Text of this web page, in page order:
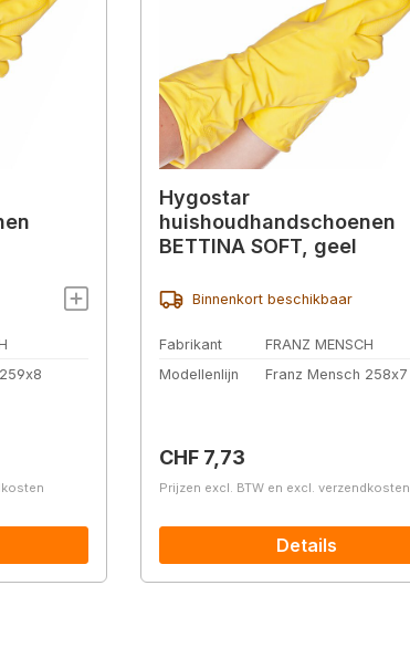
Hygostar
huishoudhandschoenen
BETTINA SOFT, geel
Binnenkort beschikbaar
Fabrikant
FRANZ MENSCH
Modellenlijn
Franz Mensch 258x7
Normale prijs:
CHF 7,73
Prijzen excl. BTW en excl. verzendkosten
Details